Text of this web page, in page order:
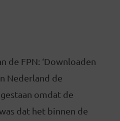
de FPN: ‘Downloaden
Nederland de
omdat de
dat het binnen de